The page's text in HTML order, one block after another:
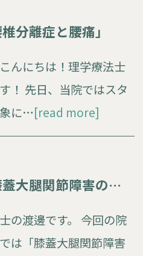
分離症と腰痛」
んにちは！理学療法士
！ 先日、当院ではスタ
に…[read more]
院内勉強会「膝蓋大腿関節障害の病態」
の渡邊です。 今回の院
は「膝蓋大腿関節障害